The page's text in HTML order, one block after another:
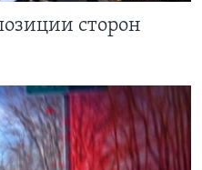
сторон